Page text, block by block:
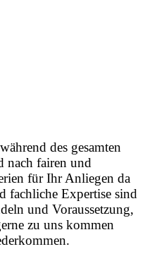
des gesamten
nach fairen und
für Ihr Anliegen da
fachliche Expertise sind
und Voraussetzung,
zu uns kommen